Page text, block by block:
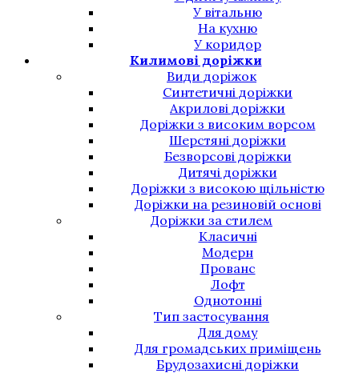
У вітальню
На кухню
У коридор
Килимові доріжки
Види доріжок
Синтетичні доріжки
Акрилові доріжки
Доріжки з високим ворсом
Шерстяні доріжки
Безворсові доріжки
Дитячі доріжки
Доріжки з високою щільністю
Доріжки на резиновій основі
Доріжки за стилем
Класичні
Модерн
Прованс
Лофт
Однотонні
Тип застосування
Для дому
Для громадських приміщень
Брудозахисні доріжки